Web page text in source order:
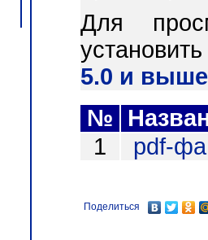
Для
5.0 и
№
1
pdf-
Поделиться